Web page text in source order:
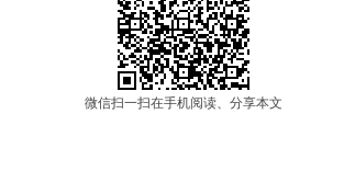
微信扫一扫在手机阅读、分享本文